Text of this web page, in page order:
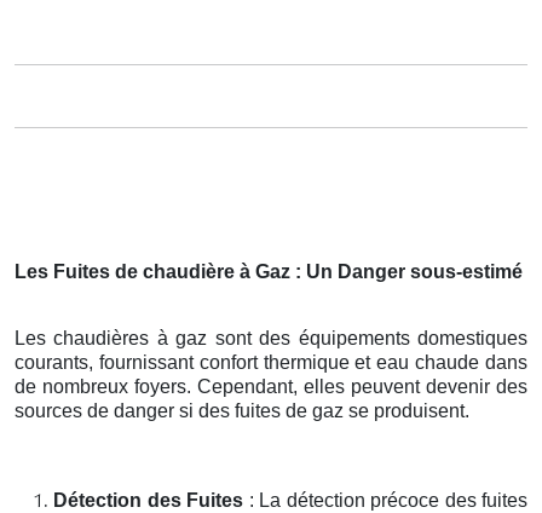
Les Fuites de chaudière à Gaz : Un Danger sous-estimé
Les chaudières à gaz sont des équipements domestiques
courants, fournissant confort thermique et eau chaude dans
de nombreux foyers. Cependant, elles peuvent devenir des
sources de danger si des fuites de gaz se produisent.
Détection des Fuites : La détection précoce des fuites